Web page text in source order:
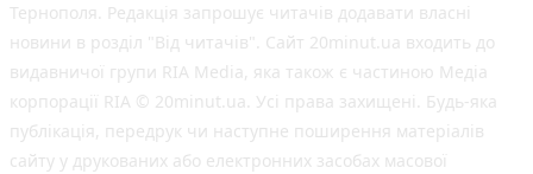
Тернополя. Редакція запрошує читачів додавати власні
новини в розділ "Від читачів". Сайт 20minut.ua входить до
видавничої групи RIA Media, яка також є частиною Медіа
корпорації RIA © 20minut.ua. Усі права захищені. Будь-яка
публiкацiя, передрук чи наступне поширення матеріалів
сайту у друкованих або електронних засобах масової